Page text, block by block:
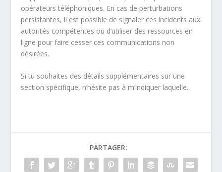
opérateurs téléphoniques. En cas de perturbations
persistantes, il est possible de signaler ces incidents aux
autorités compétentes ou d’utiliser des ressources en
ligne pour faire cesser ces communications non
désirées.
Si tu souhaites des détails supplémentaires sur une
section spécifique, n’hésite pas à m’indiquer laquelle.
PARTAGER: